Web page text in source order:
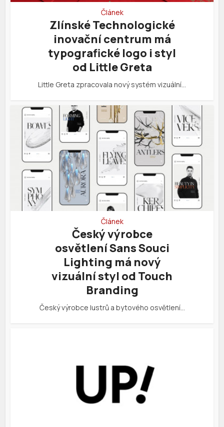
Článek
Zlínské Technologické
inovační centrum má
typografické logo i styl
od Little Greta
Little Greta zpracovala nový systém vizuální…
Článek
Český výrobce
osvětlení Sans Souci
Lighting má nový
vizuální styl od Touch
Branding
Český výrobce lustrů a bytového osvětlení…